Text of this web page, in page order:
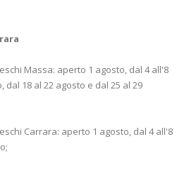
Massa: aperto 1 agosto, dal 4 all'8
dal 18 al 22 agosto e dal 25 al 29
Carrara: aperto 1 agosto, dal 4 all'8